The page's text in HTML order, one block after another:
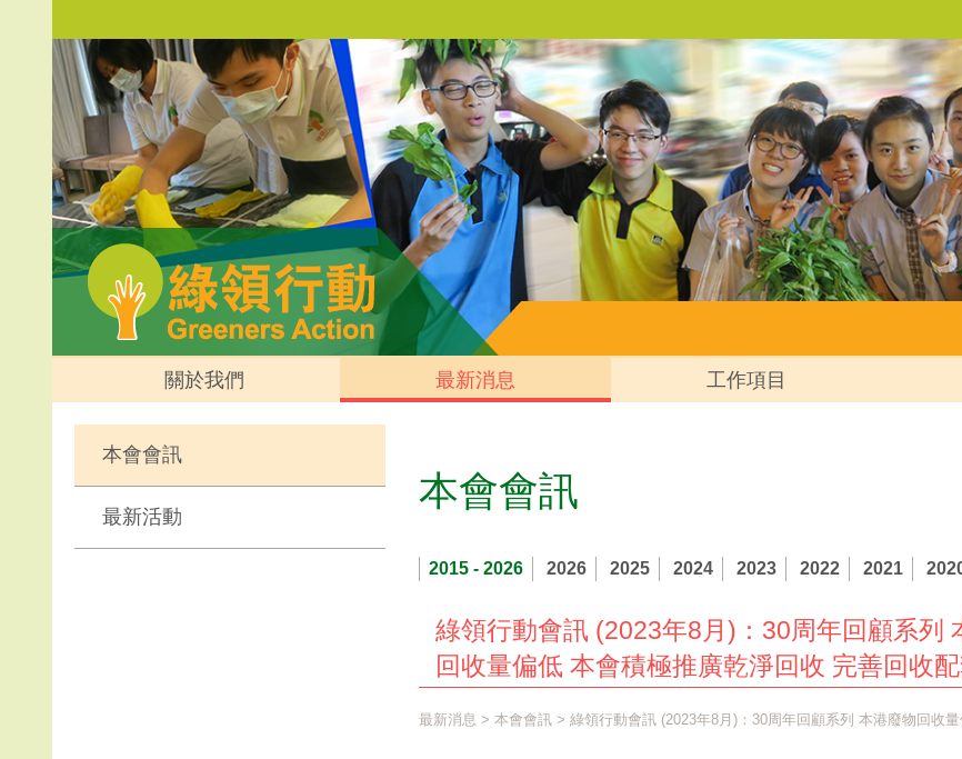
關於我們 最新消息 工作項目
本會會訊
最新活動
本會會訊
2015 - 2026 2026 2025 2024 2023 2022 2021
綠領行動會訊 (2023年8月)：30周年回顧系列
回收量偏低 本會積極推廣乾淨回收 完善回收
最新消息 > 本會會訊 > 綠領行動會訊 (2023年8月)：30周年回顧系列 本港廢物回收